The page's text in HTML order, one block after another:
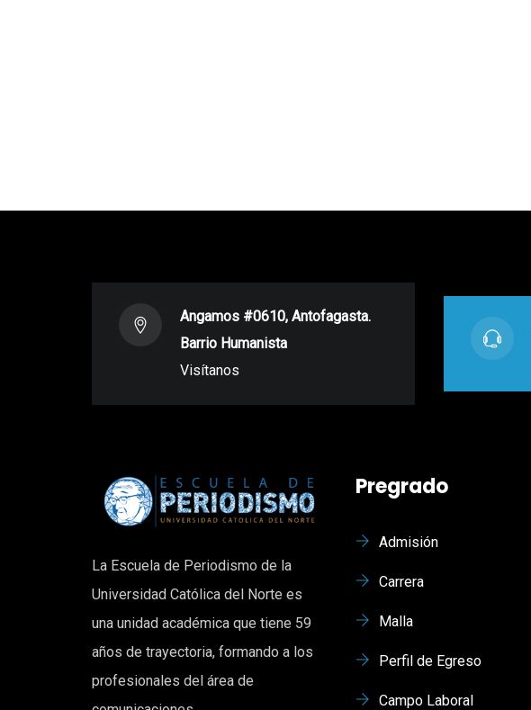
Angamos #0610, Antofagasta.
Barrio Humanista
Visítanos
La Escuela de Periodismo de la
Universidad Católica del Norte es
una unidad académica que tiene 59
años de trayectoria, formando a los
profesionales del área de
Pregrado
Admisión
Carrera
Malla
Perfil de Egreso
Campo Laboral